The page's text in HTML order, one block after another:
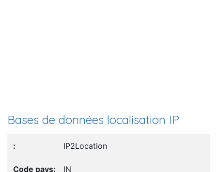
Bases de données localisation IP
IP2Location
IN